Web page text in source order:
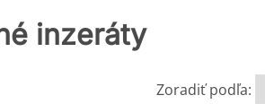
inzeráty
Zoradiť podľa: